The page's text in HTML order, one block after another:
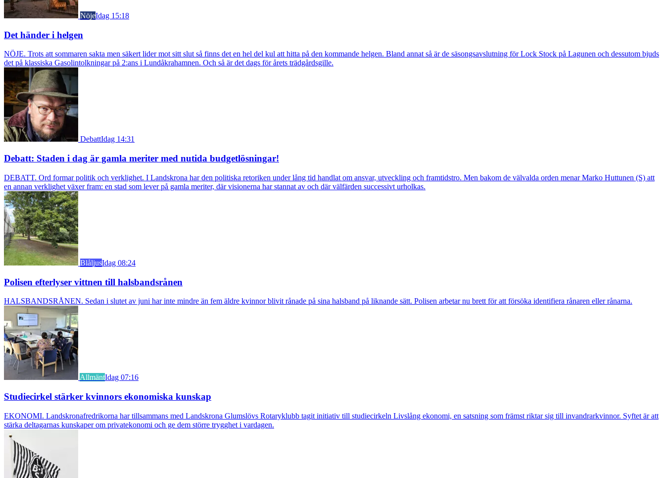
NöjeIdag 15:18
Det händer i helgen
NÖJE. Trots att sommaren sakta men säkert lider mot sitt slut så finns det en hel del kul att hitta på den kommande helgen. Bland annat så är de säsongsavslutning för Lock Stock på Lagunen och dessutom bjuds
det på klassiska Gasolintolkningar på 2:ans i Lundåkrahamnen. Och så är det dags för årets trädgårdsgille.
DebattIdag 14:31
Debatt: Staden i dag är gamla meriter med nutida budgetlösningar!
DEBATT. Ord formar politik och verklighet. I Landskrona har den politiska retoriken under lång tid handlat om ansvar, utveckling och framtidstro. Men bakom de välvalda orden menar Marko Huttunen (S) att
en annan verklighet växer fram: en stad som lever på gamla meriter, där visionerna har stannat av och där välfärden successivt urholkas.
BlåljusIdag 08:24
Polisen efterlyser vittnen till halsbandsrånen
HALSBANDSRÅNEN. Sedan i slutet av juni har inte mindre än fem äldre kvinnor blivit rånade på sina halsband på liknande sätt. Polisen arbetar nu brett för att försöka identifiera rånaren eller rånarna.
AllmäntIdag 07:16
Studiecirkel stärker kvinnors ekonomiska kunskap
EKONOMI. Landskronafredrikorna har tillsammans med Landskrona Glumslövs Rotaryklubb tagit initiativ till studiecirkeln Livslång ekonomi, en satsning som främst riktar sig till invandrarkvinnor. Syftet är att
stärka deltagarnas kunskaper om privatekonomi och ge dem större trygghet i vardagen.